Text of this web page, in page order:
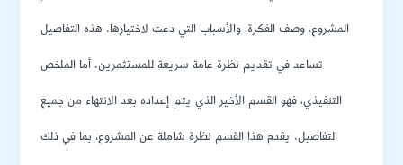
المشروع، وصف الفكرة، والأسباب التي دعت لاختيارها. هذه التفاصيل
تساعد في تقديم نظرة عامة سريعة للمستثمرين. أما الملخص
التنفيذي، فهو القسم الأخير الذي يتم إعداده بعد الانتهاء من جميع
التفاصيل. يقدم هذا القسم نظرة شاملة عن المشروع، بما في ذلك